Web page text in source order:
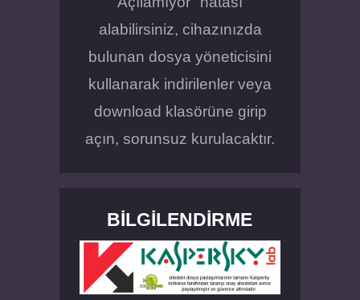
alabilirsiniz, cihazınızda
bulunan dosya yöneticisini
kullanarak indirilenler veya
download klasörüne girip
açın, sorunsuz kurulacaktır.
BILGILENDIRME